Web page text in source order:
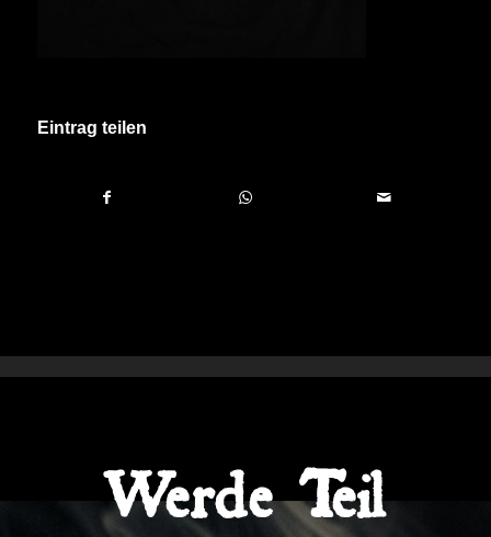
Eintrag teilen
Werde Teil